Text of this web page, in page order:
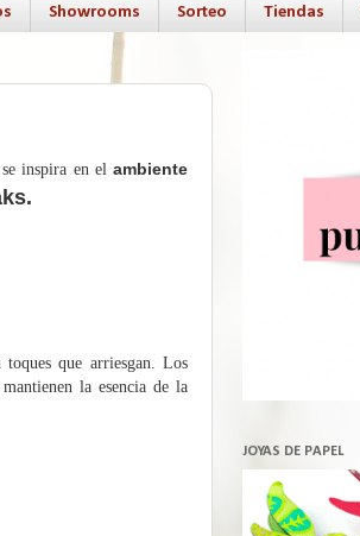
Showrooms Sorteo Tiendas
se inspira en elambiente
que arriesgan. Los
la esencia de la
JOYAS DE PAPEL